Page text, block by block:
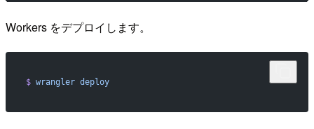
Workers をデプロイします。
$ wrangler deploy